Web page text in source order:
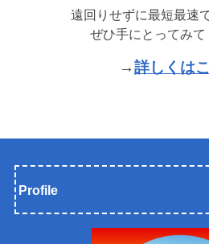
遠回りせずに最短最速
ぜひ手にとってみて
→詳しくは
Profile